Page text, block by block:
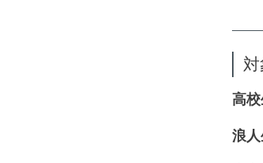
対
高
浪